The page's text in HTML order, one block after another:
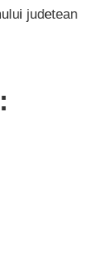
judetean